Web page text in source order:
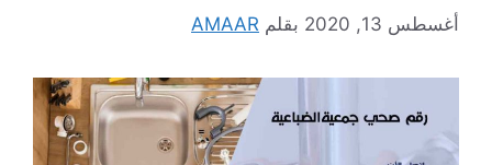
أغسطس 13, 2020 بقلم AMAAR